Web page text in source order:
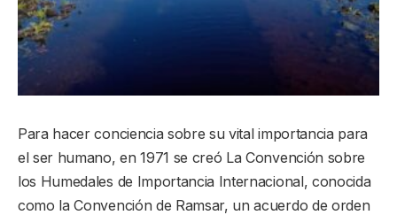
Para hacer conciencia sobre su vital importancia para
el ser humano, en 1971 se creó La Convención sobre
los Humedales de Importancia Internacional, conocida
como la Convención de Ramsar, un acuerdo de orden